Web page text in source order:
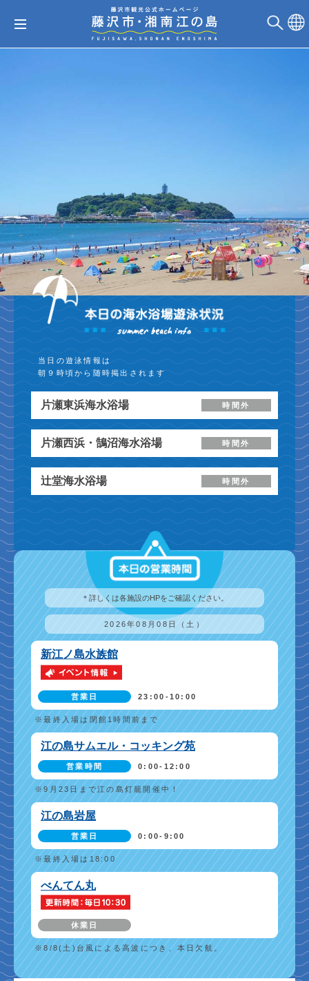
当日の遊泳情報は
朝９時頃から随時掲出されます
片瀬東浜海水浴場 時間外
片瀬西浜・鵠沼海水浴場 時間外
辻堂海水浴場 時間外
＊詳しくは各施設のHPをご確認ください。
2026年08月08日（土）
新江ノ島水族館
営業日 23:00-10:00
※最終入場は閉館1時間前まで
江の島サムエル・コッキング苑
営業時間 0:00-12:00
※9月23日まで江の島灯籠開催中！
江の島岩屋
営業日 0:00-9:00
※最終入場は18:00
べんてん丸
休業日
※8/8(土)台風による高波につき、本日欠航。